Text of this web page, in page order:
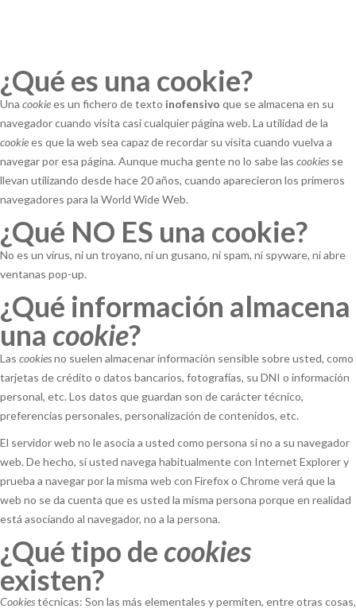
¿Qué es una cookie?
Una cookiees un fichero de texto inofensivo que se almacena en su
navegador cuando visita casi cualquier página web. La utilidad de la
cookiees que la web sea capaz de recordar su visita cuando vuelva a
navegar por esa página. Aunque mucha gente no lo sabe las cookies se
llevan utilizando desde hace 20 años, cuando aparecieron los primeros
navegadores para la World Wide Web.
¿Qué NO ES una cookie?
No es un virus, ni un troyano, ni un gusano, ni spam, ni spyware, ni abre
ventanas pop-up.
¿Qué información almacena
una cookie?
Las cookiesno suelen almacenar información sensible sobre usted, como
tarjetas de crédito o datos bancarios, fotografías, su DNI o información
personal, etc. Los datos que guardan son de carácter técnico,
preferencias personales, personalización de contenidos, etc.
El servidor web no le asocia a usted como persona si no a su navegador
web. De hecho, si usted navega habitualmente con Internet Explorer y
prueba a navegar por la misma web con Firefox o Chrome verá que la
web no se da cuenta que es usted la misma persona porque en realidad
está asociando al navegador, no a la persona.
¿Qué tipo de cookies
existen?
Cookiestécnicas: Son las más elementales y permiten, entre otras cosas,